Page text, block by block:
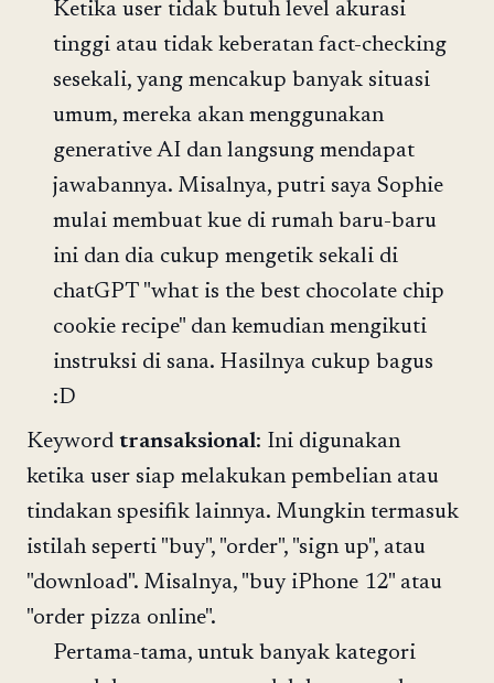
Ketika user tidak butuh level akurasi
tinggi atau tidak keberatan fact-checking
sesekali, yang mencakup banyak situasi
umum, mereka akan menggunakan
generative AI dan langsung mendapat
jawabannya. Misalnya, putri saya Sophie
mulai membuat kue di rumah baru-baru
ini dan dia cukup mengetik sekali di
chatGPT "what is the best chocolate chip
cookie recipe" dan kemudian mengikuti
instruksi di sana. Hasilnya cukup bagus
:D
Keyword transaksional: Ini digunakan
ketika user siap melakukan pembelian atau
tindakan spesifik lainnya. Mungkin termasuk
istilah seperti "buy", "order", "sign up", atau
"download". Misalnya, "buy iPhone 12" atau
"order pizza online".
Pertama-tama, untuk banyak kategori